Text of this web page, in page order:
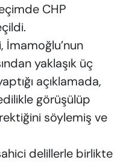
CHP
İmamoğlu’nun
yaklaşık üç
açıklamada,
görüşülüp
söylemiş ve
delillerle birlikte